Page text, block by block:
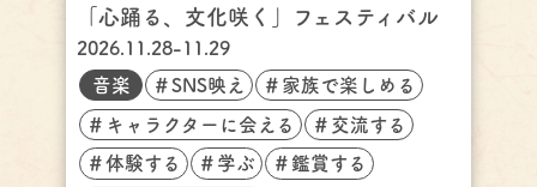
「心踊る、文化咲く」フェスティバル
2026.11.28-11.29
音楽
＃SNS映え ＃家族で楽しめる
＃キャラクターに会える ＃交流する
＃体験する ＃学ぶ ＃鑑賞する